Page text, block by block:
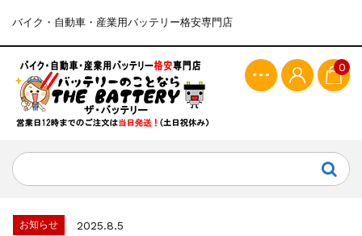
バイク・自動車・産業用バッテリー格安専門店
0
お知らせ
2025.8.5